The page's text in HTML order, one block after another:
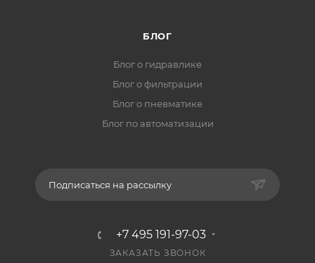
БЛОГ
Блог о гидравлике
Блог о фильтрации
Блог о пневматике
Блог по автоматизации
Подписаться на рассылку
+7 495 191-97-03
ЗАКАЗАТЬ ЗВОНОК